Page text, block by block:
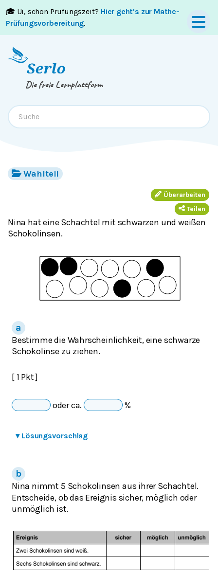
🎓 Ui, schon Prüfungszeit? Hier geht's zur Mathe-
Prüfungsvorbereitung.
Springe zumInhaltoderFooter
Die freie Lernplattform
Wahlteil
Überarbeiten
Teilen
Nina hat eine Schachtel mit schwarzen und weißen
Schokolinsen.
Bestimme die Wahrscheinlichkeit, eine schwarze
Schokolinse zu ziehen.
[ 1 Pkt ]
oder ca. %
▾ Lösungsvorschlag
Nina nimmt 5 Schokolinsen aus ihrer Schachtel.
Entscheide, ob das Ereignis sicher, möglich oder
unmöglich ist.